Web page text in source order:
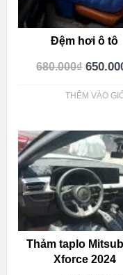
Đệm hơi ô tô
680.000₫
THÊM VÀO
Thảm taplo
Xforce 2024